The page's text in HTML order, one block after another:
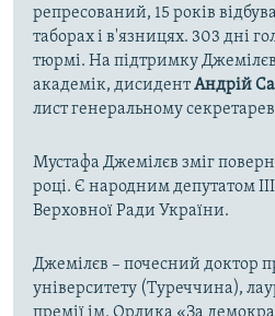
репресований, 15 років
таборах і в'язницях. 303 дні
тюрмі. На підтримку
академік, дисидентАндрій
лист генеральному
Мустафа Джемілєв зміг
році. Є народним депутатом
Верховної Ради України.
Джемілєв – почесний доктор
університету (Туреччина),